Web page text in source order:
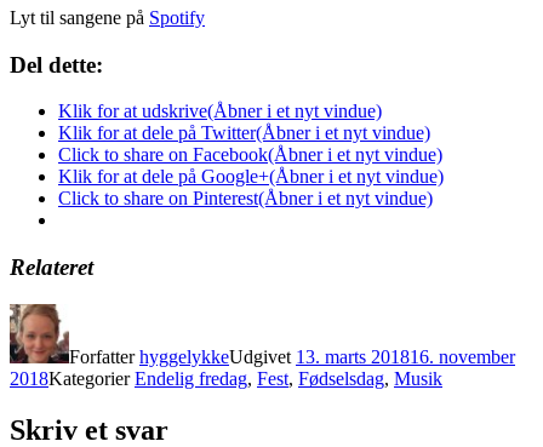
Lyt til sangene på Spotify
Del dette:
Klik for at udskrive(Åbner i et nyt vindue)
Klik for at dele på Twitter(Åbner i et nyt vindue)
Click to share on Facebook(Åbner i et nyt vindue)
Klik for at dele på Google+(Åbner i et nyt vindue)
Click to share on Pinterest(Åbner i et nyt vindue)
Relateret
ForfatterhyggelykkeUdgivet 13. marts 201816. november
2018KategorierEndelig fredag, Fest, Fødselsdag, Musik
Skriv et svar